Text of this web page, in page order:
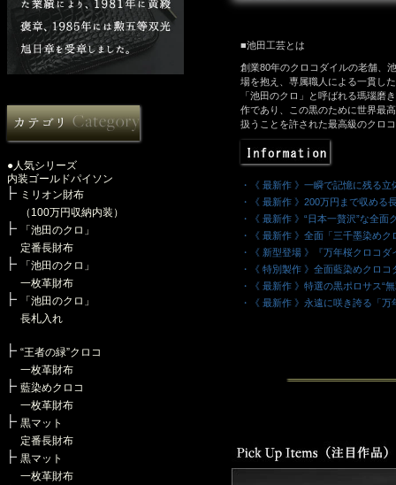
●人気シリーズ
内装ゴールドパイソン
ミリオン財布
（100万円収納内装）
「池田のクロ」
定番長財布
「池田のクロ」
一枚革財布
「池田のクロ」
長札入れ
“王者の緑”クロコ
一枚革財布
藍染めクロコ
一枚革財布
黒マット
定番長財布
黒マット
一枚革財布
■池田工芸とは
創業80年のクロコダイルの老舗、
場を抱え、専属職人による一貫し
「池田のクロ」と呼ばれる瑪瑙磨
作であり、この黒のために世界最
扱うことを許された最高級のクロ
・《 最新作 》一瞬で記憶に残る
・《 最新作 》200万円まで収め
・《 最新作 》“日本一贅沢”な全
・《 最新作 》全面「三千墨染め
・《 新型登場 》『万年桜クロコ
・《 特別製作 》全面藍染めクロ
・《 最新作 》特選の黒ポロサス“
・《 最新作 》永遠に咲き誇る「
・《 最新作 》「革の王様」をア
・《 最新作 》宝石の「艶パープ